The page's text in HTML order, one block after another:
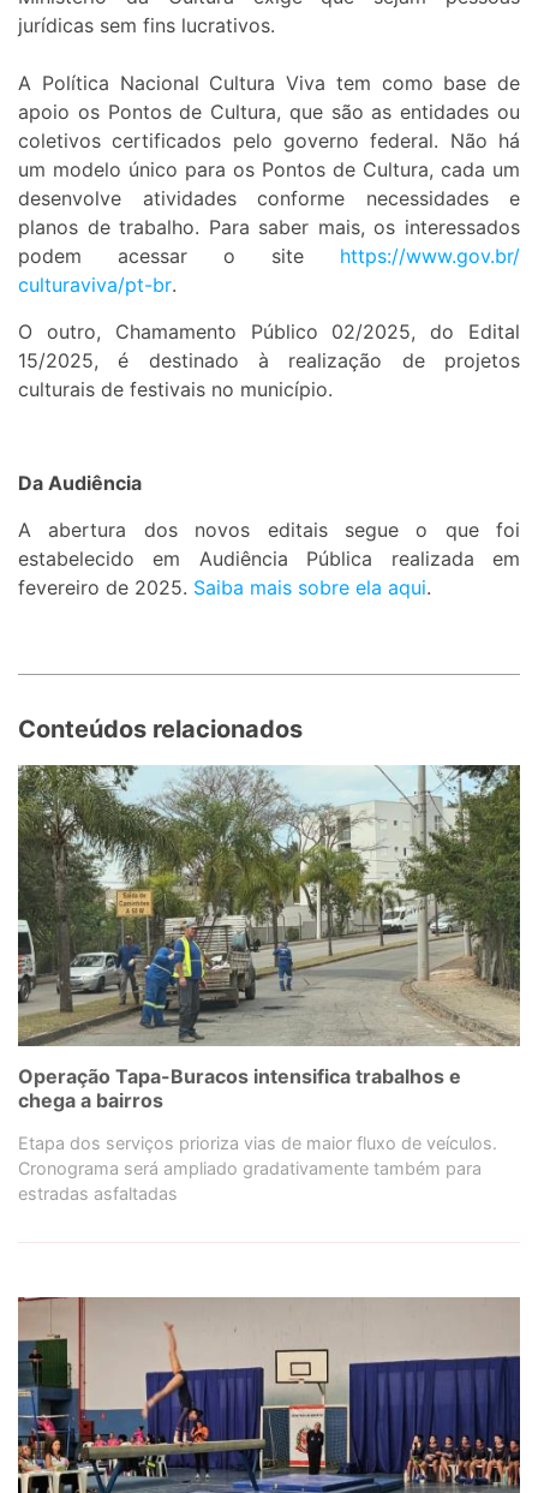
jurídicas sem fins lucrativos.
A Política Nacional Cultura Viva tem como base de
apoio os Pontos de Cultura, que são as entidades ou
coletivos certificados pelo governo federal. Não há
um modelo único para os Pontos de Cultura, cada um
desenvolve atividades conforme necessidades e
planos de trabalho. Para saber mais, os interessados
podem acessar o site https://www.gov.br/
culturaviva/pt-br.
O outro, Chamamento Público 02/2025, do Edital
15/2025, é destinado à realização de projetos
culturais de festivais no município.
Da Audiência
A abertura dos novos editais segue o que foi
estabelecido em Audiência Pública realizada em
fevereiro de 2025. Saiba mais sobre ela aqui.
Conteúdos relacionados
Operação Tapa-Buracos intensifica trabalhos e
chega a bairros
Etapa dos serviços prioriza vias de maior fluxo de veículos.
Cronograma será ampliado gradativamente também para
estradas asfaltadas